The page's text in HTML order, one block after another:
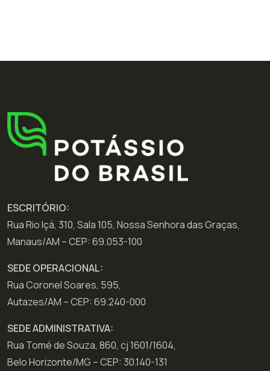
ESCRITÓRIO:
Rua Rio Içá, 310, Sala 105, Nossa Senhora das Graças,
Manaus/AM – CEP: 69.053-100
SEDE OPERACIONAL:
Rua Coronel Soares, 595,
Autazes/AM – CEP: 69.240-000
SEDE ADMINISTRATIVA:
Rua Tomé de Souza, 860, cj 1601/1604,
Belo Horizonte/MG – CEP: 30.140-131